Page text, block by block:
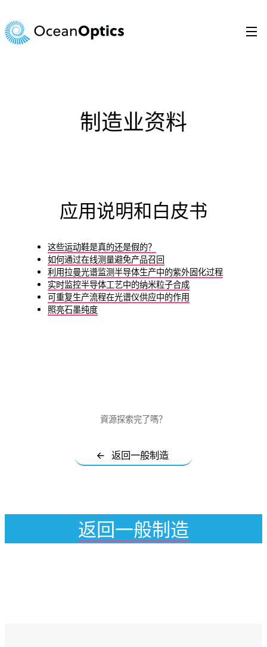
至
内
制造业资料
应用说明和白皮书
这些运动鞋是真的还是假的？
如何通过在线测量避免产品召回
利用拉曼光谱监测半导体生产中的紫外固化过程
实时监控半导体工艺中的纳米粒子合成
可重复生产流程在光谱仪供应中的作用
照亮石墨纯度
資源探索完了嗎？
🡨 返回一般制造
返回一般制造